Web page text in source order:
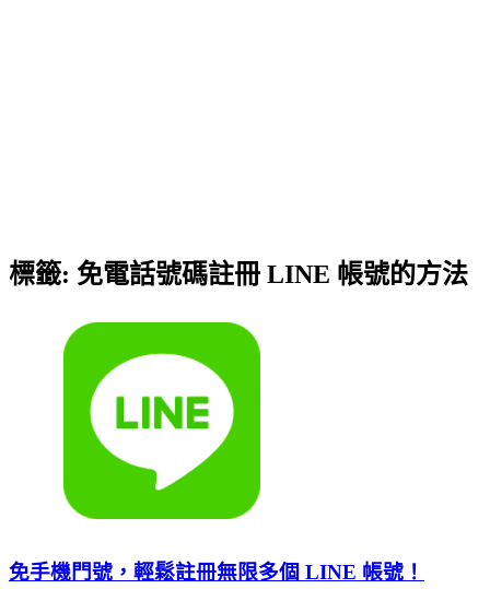
標籤: 免電話號碼註冊 LINE 帳號的方法
免手機門號，輕鬆註冊無限多個 LINE 帳號！